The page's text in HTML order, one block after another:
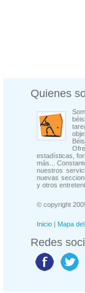
Quienes
estadísticas,
más...
nuestros
nuevas
y otros
© copyright
Inicio | Mapa
Redes